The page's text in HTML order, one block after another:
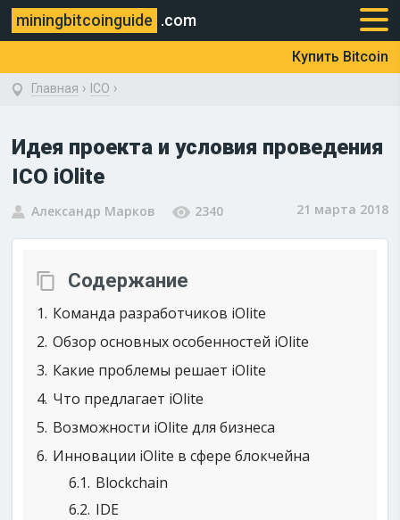
miningbitcoinguide .com
Купить Bitcoin
Главная › ICO ›
Идея проекта и условия проведения
ICO iOlite
Александр Марков 2340 21 марта 2018
Содержание
1 Команда разработчиков iOlite
2 Обзор основных особенностей iOlite
3 Какие проблемы решает iOlite
4 Что предлагает iOlite
5 Возможности iOlite для бизнеса
6 Инновации iOlite в сфере блокчейна
6.1 Blockchain
6.2 IDE